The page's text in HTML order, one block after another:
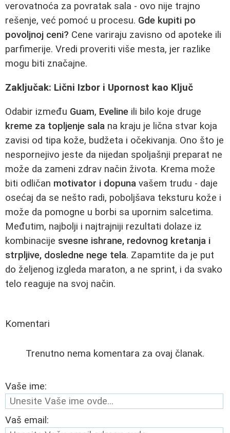
verovatnoća za povratak sala - ovo nije trajno
rešenje, već pomoć u procesu. Gde kupiti po
povoljnoj ceni? Cene variraju zavisno od apoteke ili
parfimerije. Vredi proveriti više mesta, jer razlike
mogu biti značajne.
Zaključak: Lični Izbor i Upornost kao Ključ
Odabir između Guam, Eveline ili bilo koje druge
kreme za topljenje sala na kraju je lična stvar koja
zavisi od tipa kože, budžeta i očekivanja. Ono što je
nespornejivo jeste da nijedan spoljašnji preparat ne
može da zameni zdrav način života. Krema može
biti odličan motivator i dopuna vašem trudu - daje
osećaj da se nešto radi, poboljšava teksturu kože i
može da pomogne u borbi sa upornim salcetima.
Međutim, najbolji i najtrajniji rezultati dolaze iz
kombinacije svesne ishrane, redovnog kretanja i
strpljive, dosledne nege tela. Zapamtite da je put
do željenog izgleda maraton, a ne sprint, i da svako
telo reaguje na svoj način.
Komentari
Trenutno nema komentara za ovaj članak.
Vaše ime:
Vaš email: